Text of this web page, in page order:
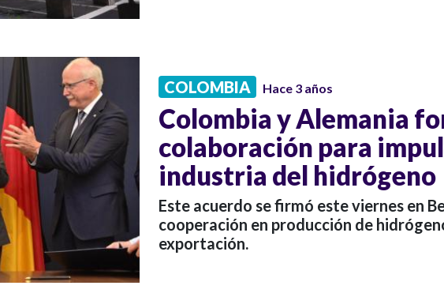
COLOMBIA Hace 3 años
Colombia y Alemania
colaboración para
industria del hidrógeno
Este acuerdo se firmó este viernes en
cooperación en producción de
exportación.